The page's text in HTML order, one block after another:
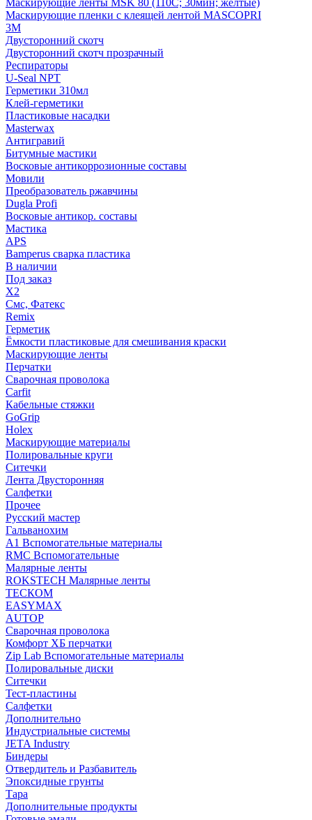
Маскирующие ленты MSK 80 (110С; 30мин; желтые)
Маскирующие пленки с клеящей лентой MASCOPRI
3M
Двусторонний скотч
Двусторонний скотч прозрачный
Респираторы
U-Seal NPT
Герметики 310мл
Клей-герметики
Пластиковые насадки
Masterwax
Антигравий
Битумные мастики
Восковые антикоррозионные составы
Мовили
Преобразователь ржавчины
Dugla Profi
Восковые антикор. составы
Мастика
APS
Bamperus сварка пластика
В наличии
Под заказ
X2
Смс, Фатекс
Remix
Герметик
Ёмкости пластиковые для смешивания краски
Маскирующие ленты
Перчатки
Сварочная проволока
Carfit
Кабельные стяжки
GoGrip
Holex
Маскирующие материалы
Полировальные круги
Ситечки
Лента Двусторонняя
Салфетки
Прочее
Русский мастер
Гальванохим
А1 Вспомогательные материалы
RMC Вспомогательные
Малярные ленты
ROKSTECH Малярные ленты
ТЕСКОМ
EASYMAX
AUTOP
Сварочная проволока
Комфорт ХБ перчатки
Zip Lab Вспомогательные материалы
Полировальные диски
Ситечки
Тест-пластины
Салфетки
Дополнительно
Индустриальные системы
JETA Industry
Биндеры
Отвердитель и Разбавитель
Эпоксидные грунты
Тара
Дополнительные продукты